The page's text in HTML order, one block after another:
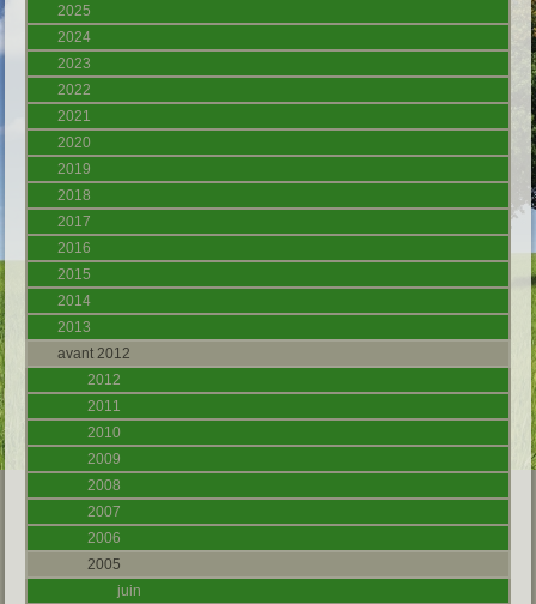
2025
2024
2023
2022
2021
2020
2019
2018
2017
2016
2015
2014
2013
avant 2012
2012
2011
2010
2009
2008
2007
2006
2005
juin